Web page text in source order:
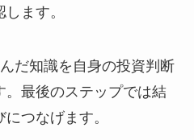
ます。
だ知識を自身の投資判断
。最後のステップでは結
つなげます。